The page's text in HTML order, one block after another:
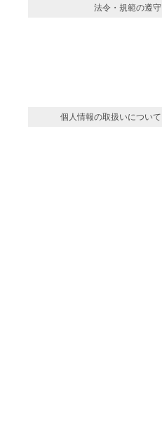
法令・規範の遵守
個人情報の取扱いについて